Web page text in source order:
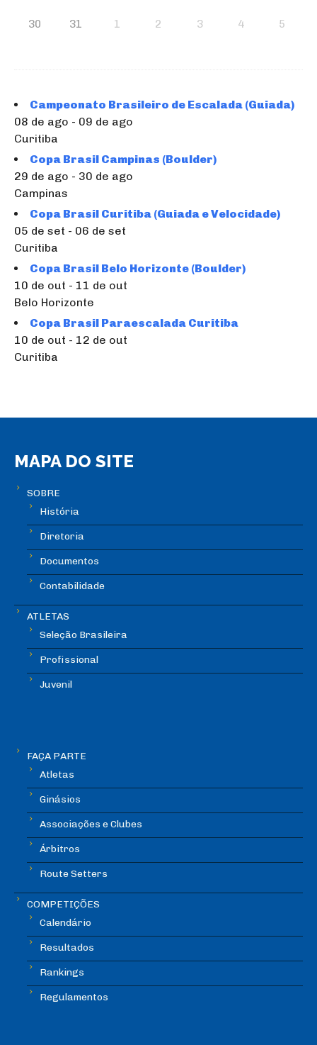
30 31 1 2 3 4 5
Campeonato Brasileiro de Escalada (Guiada)
08 de ago - 09 de ago
Curitiba
Copa Brasil Campinas (Boulder)
29 de ago - 30 de ago
Campinas
Copa Brasil Curitiba (Guiada e Velocidade)
05 de set - 06 de set
Curitiba
Copa Brasil Belo Horizonte (Boulder)
10 de out - 11 de out
Belo Horizonte
Copa Brasil Paraescalada Curitiba
10 de out - 12 de out
Curitiba
MAPA DO SITE
SOBRE
História
Diretoria
Documentos
Contabilidade
ATLETAS
Seleção Brasileira
Profissional
Juvenil
FAÇA PARTE
Atletas
Ginásios
Associações e Clubes
Árbitros
Route Setters
COMPETIÇÕES
Calendário
Resultados
Rankings
Regulamentos